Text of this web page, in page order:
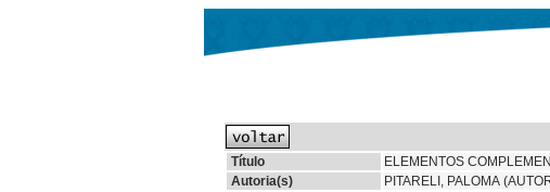
Título
ELEMENTOS
Autoria(s)
PITARELI, PALOMA